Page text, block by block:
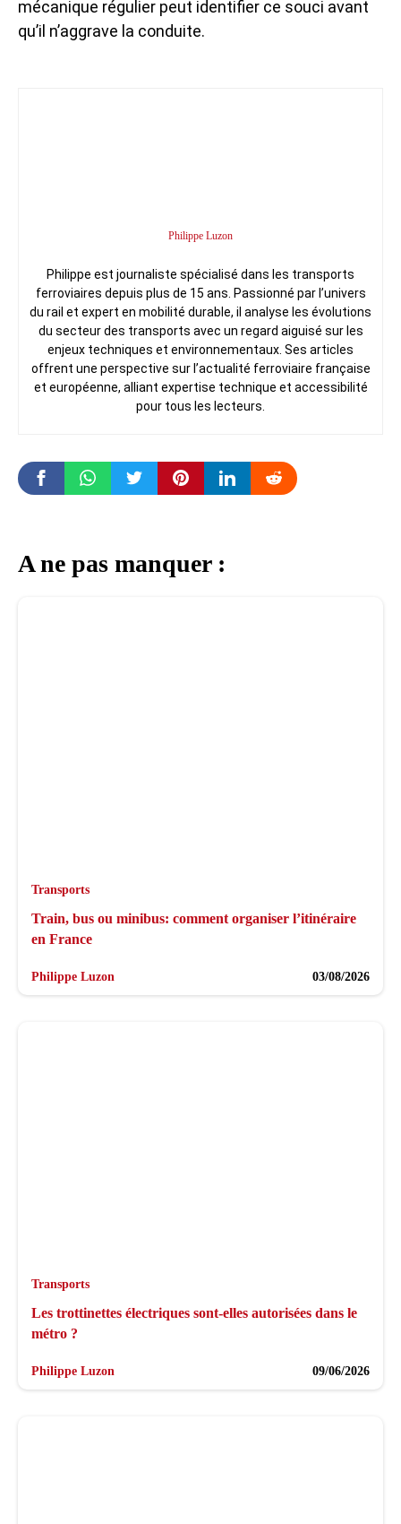
mécanique régulier peut identifier ce souci avant
qu’il n’aggrave la conduite.
Philippe Luzon
Philippe est journaliste spécialisé dans les transports
ferroviaires depuis plus de 15 ans. Passionné par l’univers
du rail et expert en mobilité durable, il analyse les évolutions
du secteur des transports avec un regard aiguisé sur les
enjeux techniques et environnementaux. Ses articles
offrent une perspective sur l’actualité ferroviaire française
et européenne, alliant expertise technique et accessibilité
pour tous les lecteurs.
A ne pas manquer :
Transports
Train, bus ou minibus: comment organiser l’itinéraire
en France
Philippe Luzon 03/08/2026
Transports
Les trottinettes électriques sont-elles autorisées dans le
métro ?
Philippe Luzon 09/06/2026